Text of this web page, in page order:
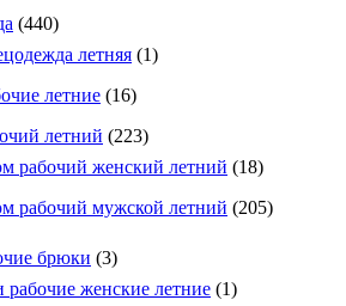
(440)
летняя (1)
летние (16)
летний (223)
рабочий женский летний (18)
рабочий мужской летний (205)
брюки (3)
женские летние (1)